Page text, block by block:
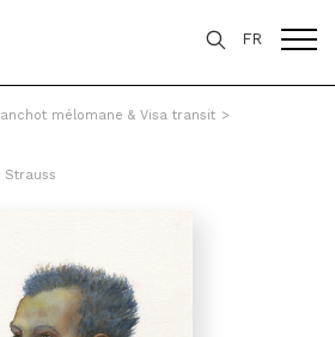
FR
mélomane & Visa transit >
Strauss